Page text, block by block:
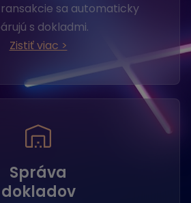
sa automaticky
s dokladmi.
Zistiť viac >
Správa
dokladov